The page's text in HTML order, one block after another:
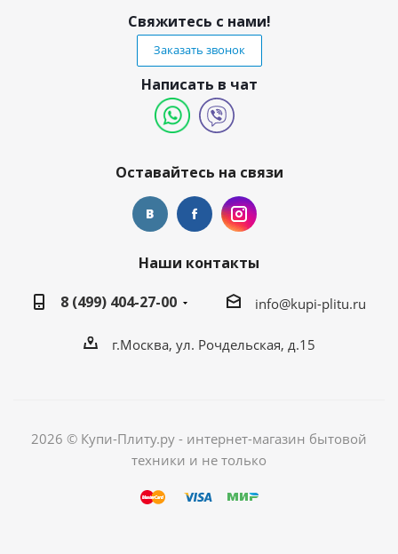
Свяжитесь с нами!
Заказать звонок
Написать в чат
Оставайтесь на связи
Наши контакты
8 (499) 404-27-00
info@kupi-plitu.ru
г.Москва, ул. Рочдельская, д.15
2026 © Купи-Плиту.ру - интернет-магазин бытовой
техники и не только